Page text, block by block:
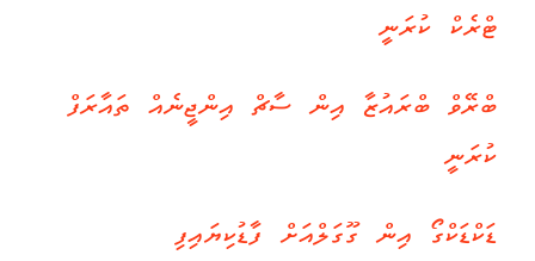
ޓްރެކް ކުރަނީ
ބްރޭވް ބްރައުޒާ އިން ސާޗް އިންޖީނެއް ތައާރަފް
ކުރަނީ
ޑަކްޑަކްގޯ އިން ގޫގަލްއަށް ފާޑުކިޔައިފި